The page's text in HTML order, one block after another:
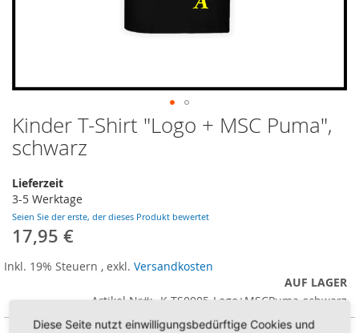
Zum
Anfang
der
springen
Kinder T-Shirt "Logo + MSC Puma",
schwarz
Lieferzeit
3-5 Werktage
Seien Sie der erste, der dieses Produkt bewertet
17,95 €
Inkl. 19% Steuern , exkl. Versandkosten
AUF LAGER
Artikel Nr
K-TS0005-Logo+MSCPuma-schwarz
Diese Seite nutzt einwilligungsbedürftige Cookies und